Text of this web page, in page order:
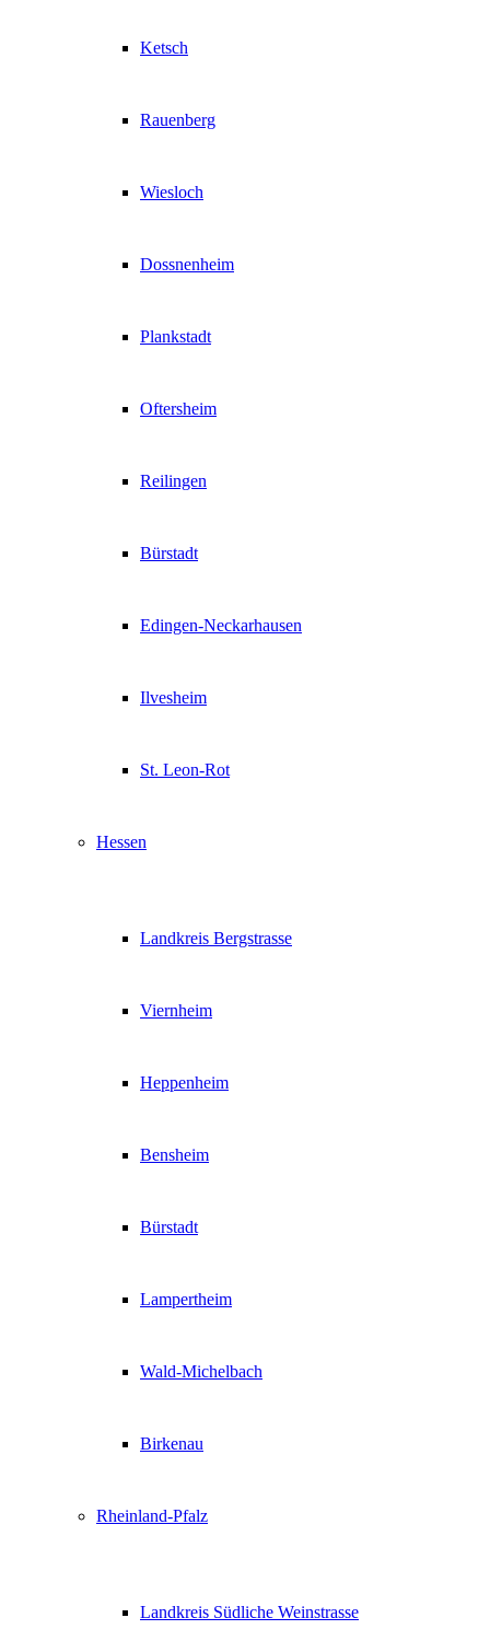
Ketsch
Rauenberg
Wiesloch
Dossnenheim
Plankstadt
Oftersheim
Reilingen
Bürstadt
Edingen-Neckarhausen
Ilvesheim
St. Leon-Rot
Hessen
Landkreis Bergstrasse
Viernheim
Heppenheim
Bensheim
Bürstadt
Lampertheim
Wald-Michelbach
Birkenau
Rheinland-Pfalz
Landkreis Südliche Weinstrasse